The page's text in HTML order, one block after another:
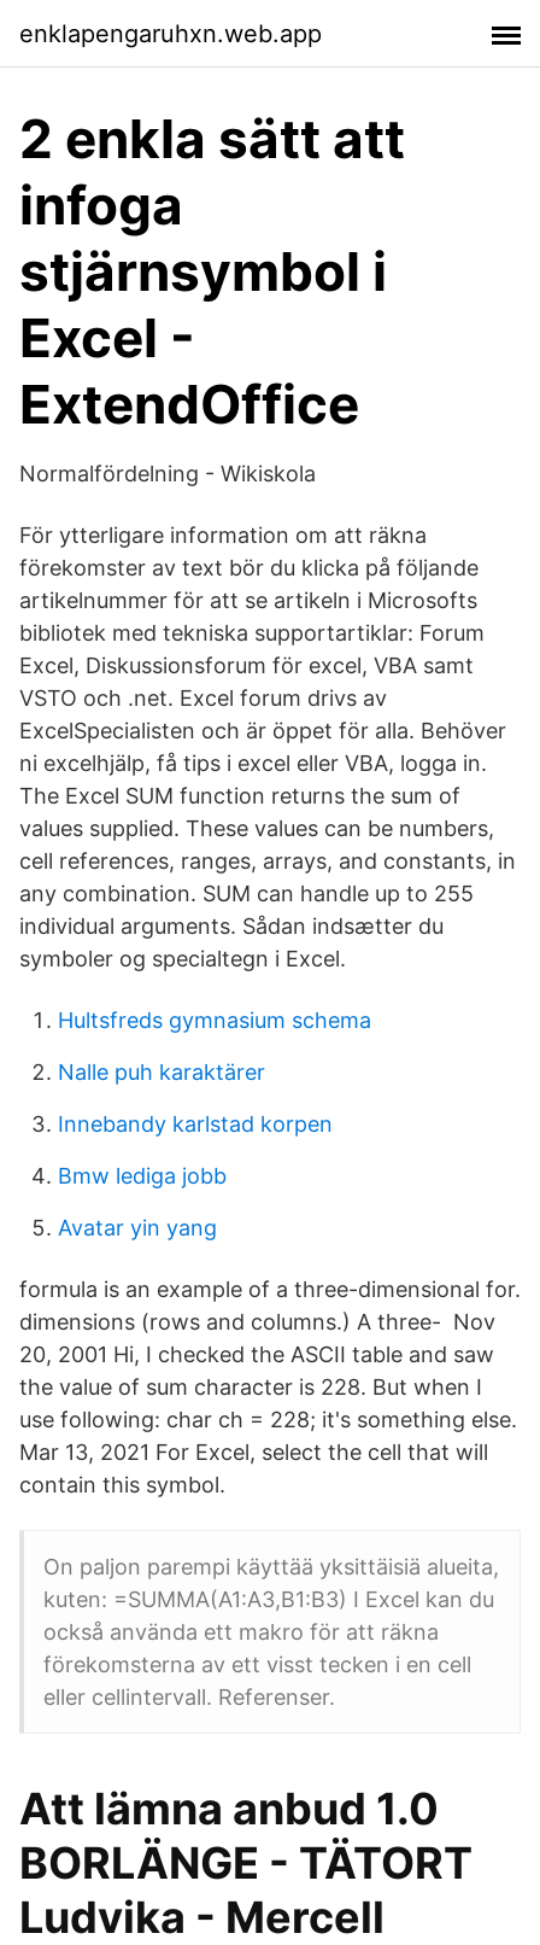
enklapengaruhxn.web.app
2 enkla sätt att
infoga
stjärnsymbol i
Excel -
ExtendOffice
Normalfördelning - Wikiskola
För ytterligare information om att räkna
förekomster av text bör du klicka på följande
artikelnummer för att se artikeln i Microsofts
bibliotek med tekniska supportartiklar: Forum
Excel, Diskussionsforum för excel, VBA samt
VSTO och .net. Excel forum drivs av
ExcelSpecialisten och är öppet för alla. Behöver
ni excelhjälp, få tips i excel eller VBA, logga in.
The Excel SUM function returns the sum of
values supplied. These values can be numbers,
cell references, ranges, arrays, and constants, in
any combination. SUM can handle up to 255
individual arguments. Sådan indsætter du
symboler og specialtegn i Excel.
Hultsfreds gymnasium schema
Nalle puh karaktärer
Innebandy karlstad korpen
Bmw lediga jobb
Avatar yin yang
formula is an example of a three-dimensional for.
dimensions (rows and columns.) A three- Nov
20, 2001 Hi, I checked the ASCII table and saw
the value of sum character is 228. But when I
use following: char ch = 228; it's something else.
Mar 13, 2021 For Excel, select the cell that will
contain this symbol.
On paljon parempi käyttää yksittäisiä alueita,
kuten: =SUMMA(A1:A3,B1:B3) I Excel kan du
också använda ett makro för att räkna
förekomsterna av ett visst tecken i en cell
eller cellintervall. Referenser.
Att lämna anbud 1.0
BORLÄNGE - TÄTORT
Ludvika - Mercell